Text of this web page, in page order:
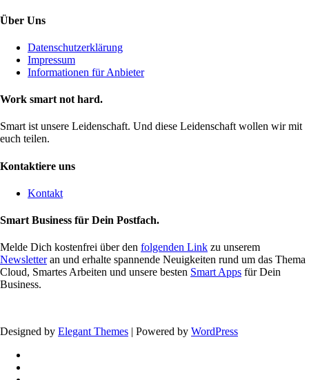
Über Uns
Datenschutzerklärung
Impressum
Informationen für Anbieter
Work smart not hard.
Smart ist unsere Leidenschaft. Und diese Leidenschaft wollen wir mit
euch teilen.
Kontaktiere uns
Kontakt
Smart Business für Dein Postfach.
Melde Dich kostenfrei über den folgenden Link zu unserem
Newsletteran und erhalte spannende Neuigkeiten rund um das Thema
Cloud, Smartes Arbeiten und unsere besten Smart Apps für Dein
Business.
Designed by Elegant Themes | Powered by WordPress